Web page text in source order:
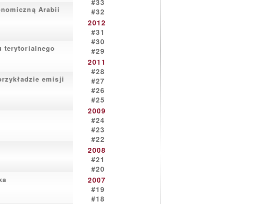
Arabii
terytorialnego
emisji
#33
#32
2012
#31
#30
#29
2011
#28
#27
#26
#25
2009
#24
#23
#22
2008
#21
#20
2007
#19
#18